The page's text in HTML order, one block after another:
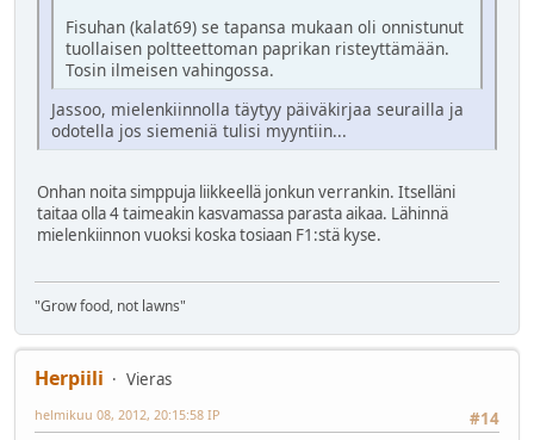
Fisuhan (kalat69) se tapansa mukaan oli onnistunut
tuollaisen poltteettoman paprikan risteyttämään.
Tosin ilmeisen vahingossa.
Jassoo, mielenkiinnolla täytyy päiväkirjaa seurailla ja
odotella jos siemeniä tulisi myyntiin...
Onhan noita simppuja liikkeellä jonkun verrankin. Itselläni
taitaa olla 4 taimeakin kasvamassa parasta aikaa. Lähinnä
mielenkiinnon vuoksi koska tosiaan F1:stä kyse.
"Grow food, not lawns"
Herpiili
Vieras
#14
helmikuu 08, 2012, 20:15:58 IP